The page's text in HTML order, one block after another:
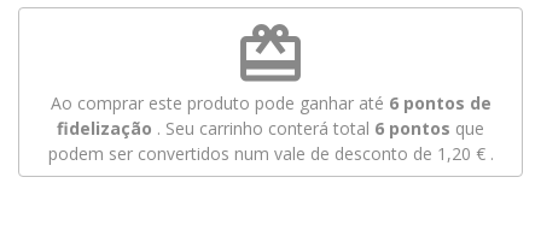
redeem
Ao comprar este produto pode ganhar até 6pontos de
fidelização . Seu carrinho conterá total 6 pontos que
podem ser convertidos num vale de desconto de 1,20 €.